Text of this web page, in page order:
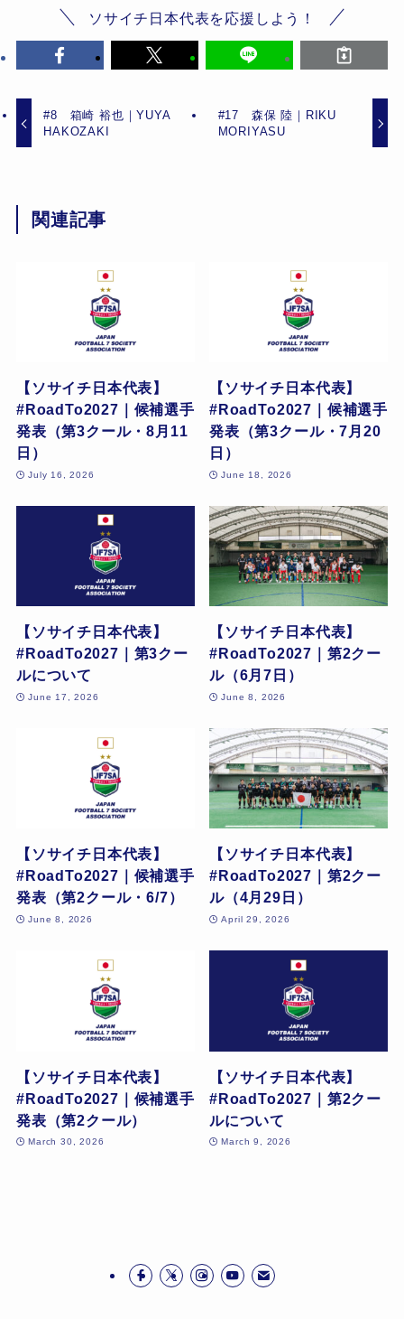
ソサイチ日本代表を応援しよう！
#8 箱崎 裕也｜YUYA
HAKOZAKI
#17 森保 陸｜RIKU
MORIYASU
関連記事
【ソサイチ日本代表】
#RoadTo2027｜候補選手
発表（第3クール・8月11
日）
July 16, 2026
【ソサイチ日本代表】
#RoadTo2027｜候補選手
発表（第3クール・7月20
日）
June 18, 2026
【ソサイチ日本代表】
#RoadTo2027｜第3クー
ルについて
June 17, 2026
【ソサイチ日本代表】
#RoadTo2027｜第2クー
ル（6月7日）
June 8, 2026
【ソサイチ日本代表】
#RoadTo2027｜候補選手
発表（第2クール・6/7）
June 8, 2026
【ソサイチ日本代表】
#RoadTo2027｜第2クー
ル（4月29日）
April 29, 2026
【ソサイチ日本代表】
#RoadTo2027｜候補選手
発表（第2クール）
March 30, 2026
【ソサイチ日本代表】
#RoadTo2027｜第2クー
ルについて
March 9, 2026